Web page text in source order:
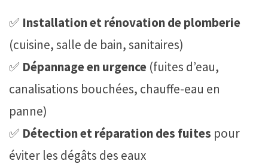
✅ Installation et rénovation de plomberie
(cuisine, salle de bain, sanitaires)
✅ Dépannage en urgence (fuites d’eau,
canalisations bouchées, chauffe-eau en
panne)
✅ Détection et réparation des fuites pour
éviter les dégâts des eaux